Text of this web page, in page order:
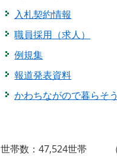
入札契約情報
職員採用（求人）
例規集
報道発表資料
かわちながので暮らそう
世帯数： 47,524世帯